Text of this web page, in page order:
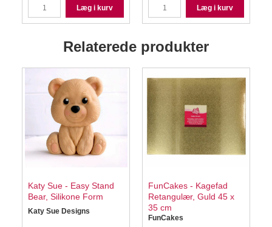
Læg i kurv Læg i kurv
Relaterede produkter
Katy Sue - Easy Stand
Bear, Silikone Form
Katy Sue Designs
FunCakes - Kagefad
Retangulær, Guld 45 x
35 cm
FunCakes